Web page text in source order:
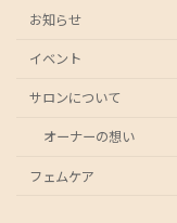
お知らせ
イベント
サロンについて
オーナーの想い
フェムケア